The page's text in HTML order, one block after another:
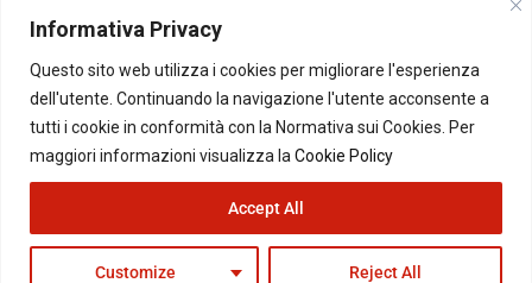
Informativa Privacy
Questo sito web utilizza i cookies per migliorare l'esperienza
dell'utente. Continuando la navigazione l'utente acconsente a
tutti i cookie in conformità con la Normativa sui Cookies. Per
maggiori informazioni visualizza la Cookie Policy
Customize Reject All
Accept All
PUBBLICITA'
Per la tua pubblicità su questo Blog:
pubblicita@beppegrillo.it
© Copyright 2026 - Il Blog di Beppe Grillo. All Rights Reserved - Powered by
happygrafic.com